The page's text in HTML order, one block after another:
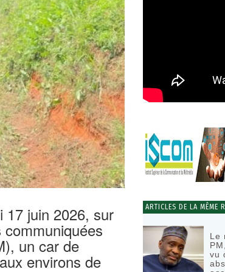
17 juin 2026, sur
communiquées
un car de
environs de
ARTICLES DE LA MÊME
Le
vu